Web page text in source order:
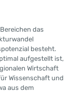
das
besteht.
aufgestellt ist,
Wirtschaft
Wissenschaft und
aus dem